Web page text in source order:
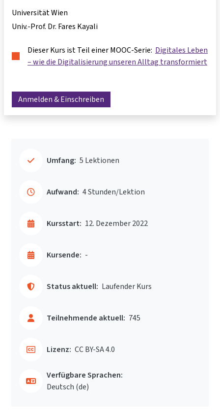
Universität Wien
Univ.-Prof. Dr. Fares Kayali
Dieser Kurs ist Teil einer MOOC-Serie: Digitales Leben
– wie die Digitalisierung unseren Alltag transformiert
Anmelden & Einschreiben
Umfang: 5 Lektionen
Aufwand: 4 Stunden/Lektion
Kursstart: 12. Dezember 2022
Kursende: -
Status aktuell: Laufender Kurs
Teilnehmende aktuell: 745
Lizenz: CC BY-SA 4.0
Verfügbare Sprachen:
Deutsch ‎(de)‎